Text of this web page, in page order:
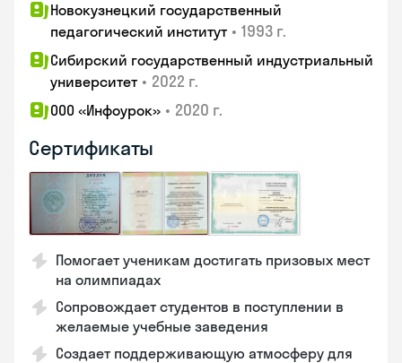
Новокузнецкий государственный
педагогический институт • 1993 г.
Сибирский государственный индустриальный
университет • 2022 г.
ООО «Инфоурок» • 2020 г.
Сертификаты
Помогает ученикам достигать призовых мест
на олимпиадах
Сопровождает студентов в поступлении в
желаемые учебные заведения
Создает поддерживающую атмосферу для